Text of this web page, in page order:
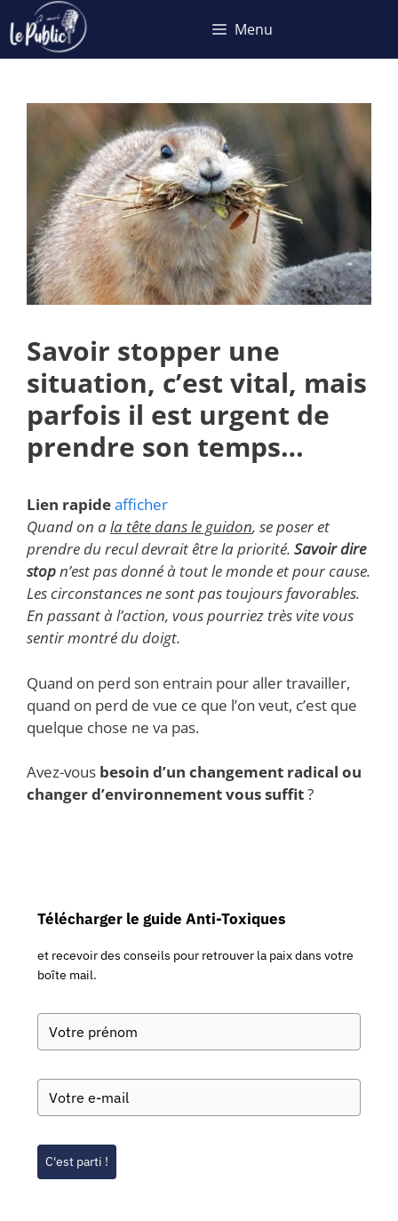
au
contenu
Menu
Savoir stopper une
situation, c’est vital, mais
parfois il est urgent de
prendre son temps…
Lien rapideafficher
Quand on ala tête dans le guidon, se poser et
prendre du recul devrait être la priorité. Savoir dire
stopn’est pas donné à tout le monde et pour cause.
Les circonstances ne sont pas toujours favorables.
En passant à l’action, vous pourriez très vite vous
sentir montré du doigt.
Quand on perd son entrain pour aller travailler,
quand on perd de vue ce que l’on veut, c’est que
quelque chose ne va pas.
Avez-vous besoin d’un changement radical ou
changer d’environnement vous suffit?
Télécharger le guide Anti-Toxiques
et recevoir des conseils pour retrouver la paix dans votre
boîte mail.
C'est parti !